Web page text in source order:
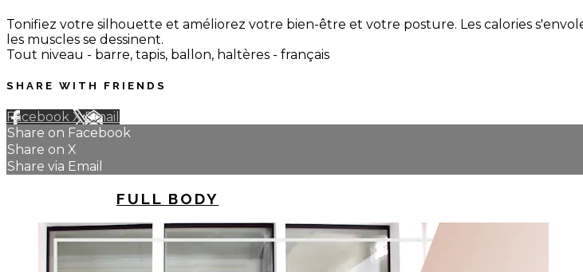
Tonifiez votre silhouette et améliorez votre bien-être et votre posture. Les calories
les muscles se dessinent.
Tout niveau - barre, tapis, ballon, haltères - français
SHARE WITH FRIENDS
Facebook XEmail
Share on Facebook
Share on X
Share via Email
FULL BODY